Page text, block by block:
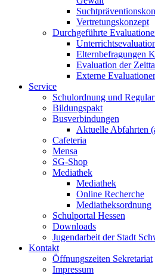
Vertretungskonzept
Durchgeführte
Elternbefragungen
Evaluation der
Externe
Service
Schulordnung und
Bildungspakt
Busverbindungen
Aktuelle Abfahrten
Cafeteria
Mensa
SG-Shop
Mediathek
Mediathek
Online Recherche
Mediatheksordnung
Schulportal Hessen
Downloads
Jugendarbeit der Stadt
Kontakt
Öffnungszeiten Sekretariat
Impressum